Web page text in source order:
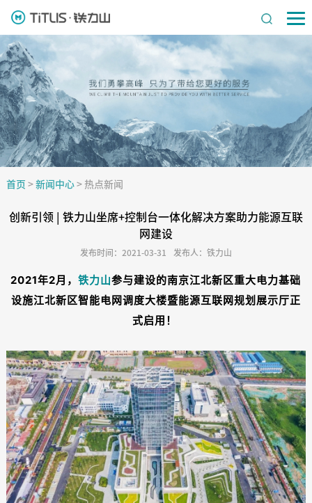
首页 > 新闻中心> 热点新闻
创新引领 | 铁力山坐席+控制台一体化解决方案助力能源互联
网建设
发布时间：2021-03-31 发布人：铁力山
2021年2月，铁力山参与建设的南京江北新区重大电力基础
设施江北新区智能电网调度大楼暨能源互联网规划展示厅正
式启用！